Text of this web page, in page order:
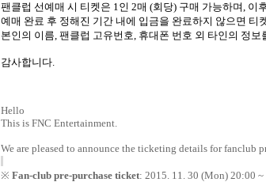
팬클럽 선예매 시 티켓은 1인 2매 (회당) 구매 가능하며, 이
예매 완료 후 정해진 기간 내에 입금을 완료하지 않으면 티
본인의 이름, 팬클럽 고유번호, 휴대폰 번호 외 타인의 정보
감사합니다.
Hello
This is FNC Entertainment.
We are pleased to announce the ticketing details for fanclub
※ Fan-club pre-purchase ticket: 2015. 11. 30 (Mon) 20:00